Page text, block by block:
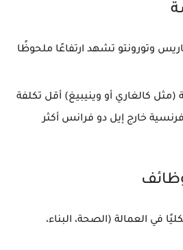
وتورونتو تشهد ارتفاعًا ملحوظًا
كالغاري أو وينيبيغ) أقل تكلفة
خارج إيل دو فرانس أكثر
في العمالة (الصحة، البناء،